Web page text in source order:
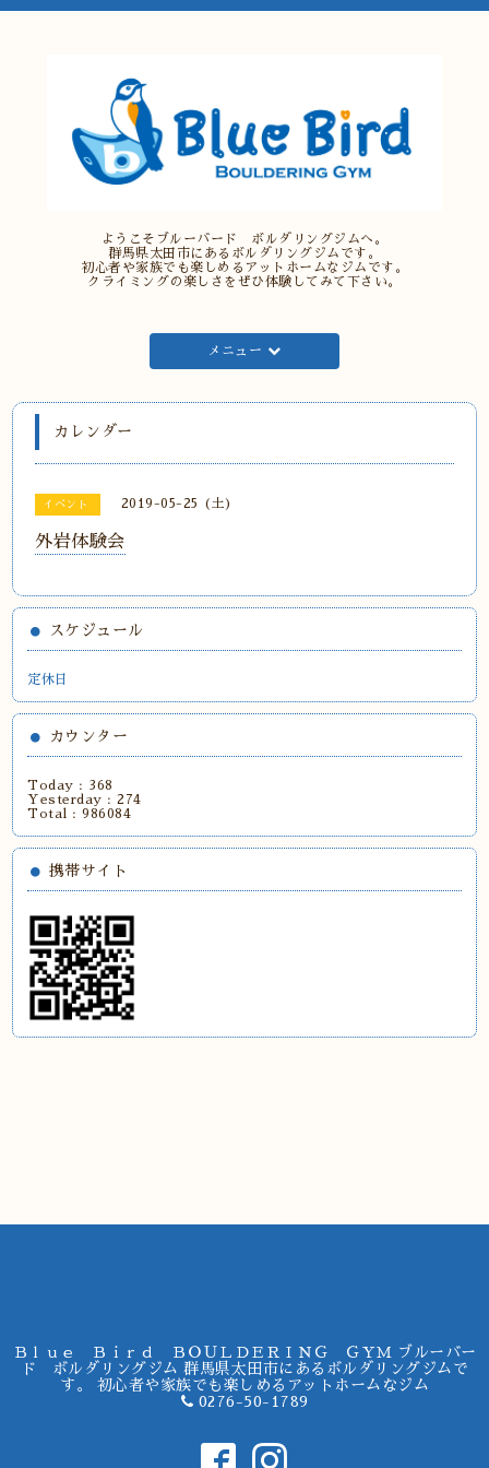
ようこそブルーバード ボルダリングジムへ。
群馬県太田市にあるボルダリングジムです。
初心者や家族でも楽しめるアットホームなジムです。
クライミングの楽しさをぜひ体験してみて下さい。
メニュー
カレンダー
イベント 2019-05-25 (土)
外岩体験会
スケジュール
定休日
カウンター
Today : 368
Yesterday :274
Total :986084
携帯サイト
Ｂｌｕｅ Ｂｉｒｄ ＢＯＵＬＤＥＲＩＮＧ ＧＹＭ ブルーバー
ド ボルダリングジム 群馬県太田市にあるボルダリングジムで
す。 初心者や家族でも楽しめるアットホームなジム
0276-50-1789